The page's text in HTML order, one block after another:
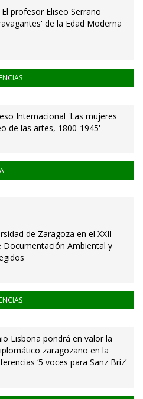
profesor Eliseo Serrano
de la Edad Moderna
Internacional 'Las mujeres
de las artes, 1800-1945'
de Zaragoza en el XXII
Documentación Ambiental y
Lisbona pondrá en valor la
zaragozano en la
‘5 voces para Sanz Briz’